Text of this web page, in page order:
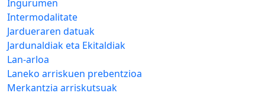
Ingurumen
Intermodalitate
Jardueraren datuak
Jardunaldiak eta Ekitaldiak
Lan-arloa
Laneko arriskuen prebentzioa
Merkantzia arriskutsuak